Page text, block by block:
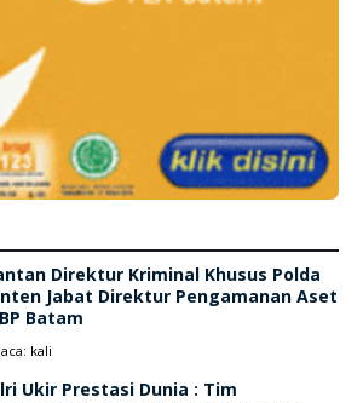
Direktur Kriminal Khusus Polda
Jabat Direktur Pengamanan Aset
Batam
kali
Ukir Prestasi Dunia : Tim